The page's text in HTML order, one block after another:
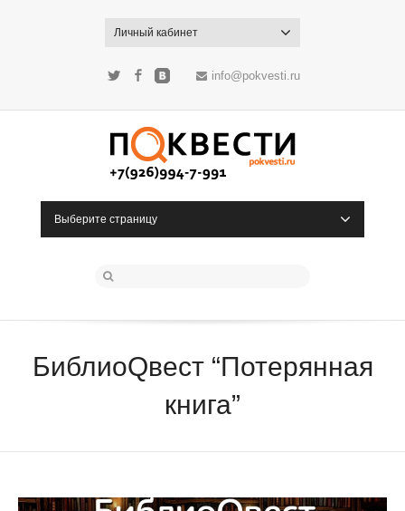
Личный кабинет
Twitter FacebookВКонтактеinfo@pokvesti.ru
Выберите страницу
БиблиоQвест “Потерянная
книга”